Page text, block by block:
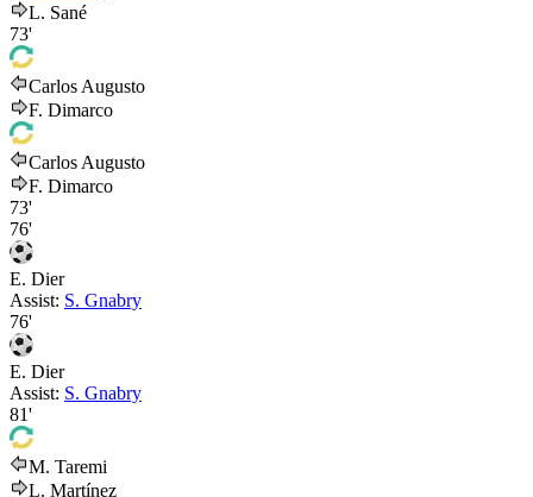
L. Sané
73'
Carlos Augusto
F. Dimarco
Carlos Augusto
F. Dimarco
73'
76'
E. Dier
Assist: S. Gnabry
76'
E. Dier
Assist: S. Gnabry
81'
M. Taremi
L. Martínez